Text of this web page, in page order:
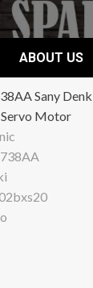
ABOUT US